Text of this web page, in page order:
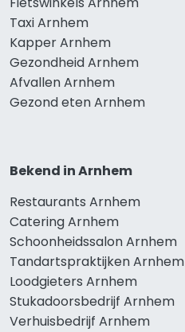
Taxi Arnhem
Kapper Arnhem
Gezondheid Arnhem
Afvallen Arnhem
Gezond eten Arnhem
Bekend in Arnhem
Restaurants Arnhem
Catering Arnhem
Schoonheidssalon Arnhem
Tandartspraktijken Arnhem
Loodgieters Arnhem
Stukadoorsbedrijf Arnhem
Verhuisbedrijf Arnhem